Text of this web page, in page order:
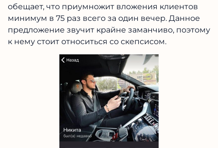
обещает, что приумножит вложения клиентов
минимум в 75 раз всего за один вечер. Данное
предложение звучит крайне заманчиво, поэтому
к нему стоит относиться со скепсисом.